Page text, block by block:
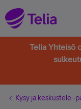
Telia Yhteisö
Kysy ja keskustele -